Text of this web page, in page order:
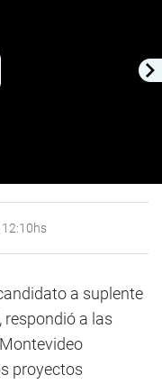
a suplente
respondió a las
proyectos